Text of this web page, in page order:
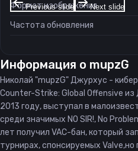
Previous slide Next slide
Формат изображения
Частота обновления
Информация о mupzG
Николай "mupzG" Джурхус -
Counter-Strike: Global Offensive из
2013 году, выступал в
среди значимых NO SIR!, No
лет получил VAC-бан, который
турнирах, спонсируемых